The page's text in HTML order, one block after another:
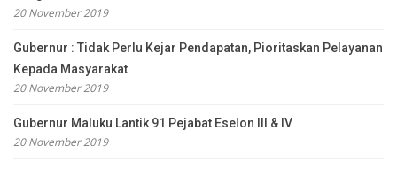
20 November 2019
Gubernur : Tidak Perlu Kejar Pendapatan, Pioritaskan Pelayanan
Kepada Masyarakat
20 November 2019
Gubernur Maluku Lantik 91 Pejabat Eselon III & IV
20 November 2019